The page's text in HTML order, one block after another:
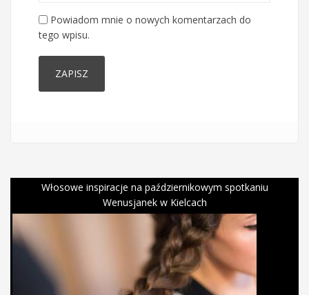
Powiadom mnie o nowych komentarzach do
tego wpisu.
Włosowe inspiracje na październikowym spotkaniu
Wenusjanek w Kielcach